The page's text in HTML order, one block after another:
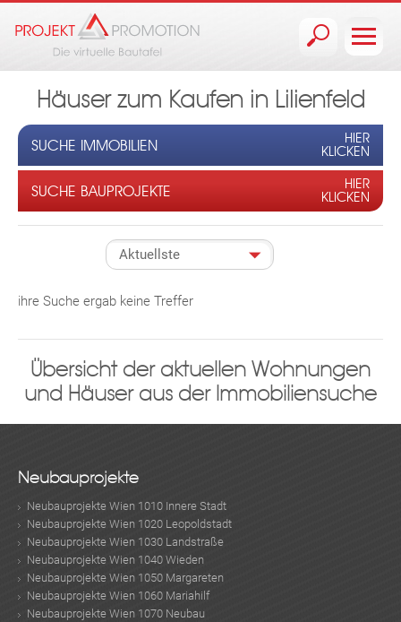
Häuser zum Kaufen in Lilienfeld
SUCHE IMMOBILIEN
HIER
KLICKEN
SUCHE BAUPROJEKTE
HIER
KLICKEN
ihre Suche ergab keine Treffer
Übersicht der aktuellen Wohnungen
und Häuser aus der Immobiliensuche
Neubauprojekte
Neubauprojekte Wien 1010 Innere Stadt
Neubauprojekte Wien 1020 Leopoldstadt
Neubauprojekte Wien 1030 Landstraße
Neubauprojekte Wien 1040 Wieden
Neubauprojekte Wien 1050 Margareten
Neubauprojekte Wien 1060 Mariahilf
Neubauprojekte Wien 1070 Neubau